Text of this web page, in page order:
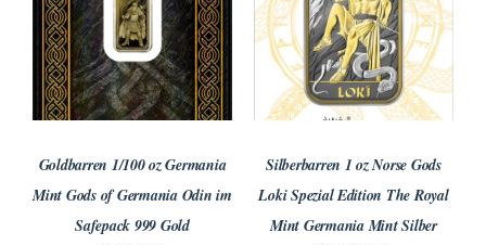
Angebote
Über Uns
Goldbarren 1/100 oz Germania
Mint Gods of Germania Odin im
Safepack 999 Gold
Silberbarren 1 oz Norse Gods
Loki Spezial Edition The Royal
Mint Germania Mint Silber